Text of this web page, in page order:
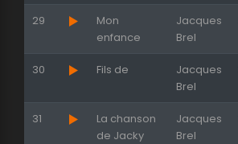
29
Mon
enfance
Jacques
Brel
30 Fils de
Jacques
Brel
31
La chanson
de Jacky
Jacques
Brel